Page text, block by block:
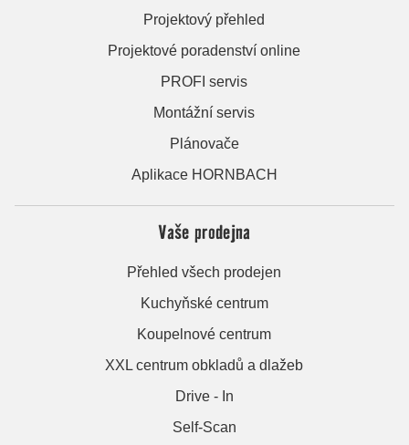
Projektový přehled
Projektové poradenství online
PROFI servis
Montážní servis
Plánovače
Aplikace HORNBACH
Vaše prodejna
Přehled všech prodejen
Kuchyňské centrum
Koupelnové centrum
XXL centrum obkladů a dlažeb
Drive - In
Self-Scan